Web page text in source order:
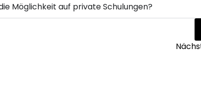
Möglichkeit auf private Schulungen?